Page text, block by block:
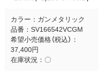
カラー： ガンメタリック
品番： SV166542VCGM
希望小売価格（税込）：
37,400円
在庫状況： 〇